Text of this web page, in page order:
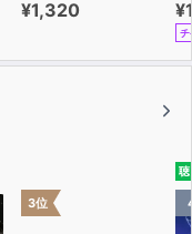
¥1,320
チ
3位
聴